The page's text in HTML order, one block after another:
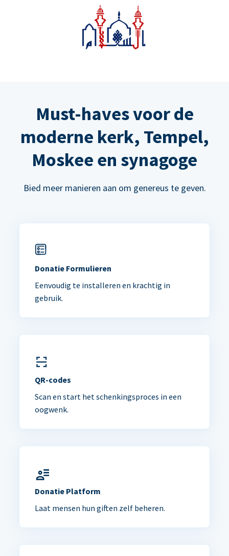
Must-haves voor de
moderne kerk, Tempel,
Moskee en synagoge
Bied meer manieren aan om genereus te geven.
Donatie Formulieren
Eenvoudig te installeren en krachtig in
gebruik.
QR-codes
Scan en start het schenkingsproces in een
oogwenk.
Donatie Platform
Laat mensen hun giften zelf beheren.